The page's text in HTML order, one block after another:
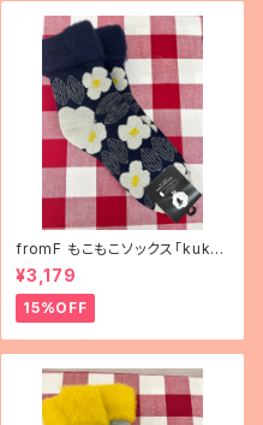
fromF もこもこソックス「kukka
puutarha（花畑）」
¥3,179
15%OFF